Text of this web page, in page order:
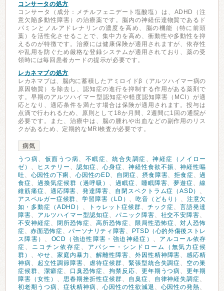
コンサータの処方
コンサータ（成分：メチルフェニデート塩酸塩）は、ADHD（注
意欠陥多動性障害）の治療薬です。脳内の神経伝達物質であるド
パミンとノルアドレナリンの濃度を高め、脳の機能（特に前頭
葉）を活性化させることで、集中力を高め、衝動性や多動性を抑
えるのが特徴です。治療には健康保険が適用されますが、依存性
や乱用を防ぐため厳格な登録システムが適用されており、薬の受
領時には毎回患者カードの提示が必要です。
レカネマブの処方
レカネマブは、脳内に蓄積したアミロイドβ（アルツハイマー病の
原因物質）を除去し、認知症の進行を抑制する作用がある薬剤で
す。早期のアルツハイマー型認知症や軽度認知障害（MCI）が適
応となり、適応条件を満たす場合は保険が適用されます。投与は
点滴で行われるため、原則として18か月間、2週間に1回の通院が
必要です。また、治療中は、脳の腫れや出血などの副作用のリス
クがあるため、定期的なMRI検査が必要です。
病気
うつ病、 仮面うつ病、 不眠症、統合失調症 、神経症（ノイロー
ゼ） 、 ヒステリー 、 認知症、 心身症、 神経性食欲不振 、神経性嘔
吐、 心因性の下痢 、 心因性のED、 自閉症、摂食障害、拒食症、過
食症、 過換気症候群（過呼吸） 、 過眠症、 睡眠障害、夢遊症、線
維筋痛症、 適応障害、発達障害、 自閉スペクトラム症（ASD） 、
アスペルガー症候群、学習障害（LD） 、吃音（どもり） 、 注意欠
如・多動症（ADHD） 、 トゥレット症候群、チック症、言語発達
障害、 アルツハイマー型認知症、 パニック障害、 社交不安障害、
不安神経症、 閉所恐怖症、 高所恐怖症、 限局性恐怖症、対人恐怖
症、赤面恐怖症、パーソナリティ障害、
PTSD（心的外傷後ストレ
ス障害） 、 OCD（強迫性障害・強迫神経症） 、 アルコール依存
症 、 ニコチン依存症 、 アパシー・シンドローム（無気力症候
群） 、 やせ、 家庭内暴力 、 解離性障害、 外因性精神障害、感応精
神病、 起立性調節障害、 虐待症候群、 緊張型統合失調症、 空の巣
症候群、 潔癖症、 口臭恐怖症、 拘禁反応、 更年期うつ病、更年期
障害（女性） 、 思春期挫折性症候群、 自臭症、 自律神経失調症、
初老期うつ病、 症状精神病、 心因性の性欲減退 、 心因性の発熱、